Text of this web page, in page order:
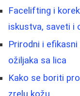
Facelifting i
iskustva, saveti i
Prirodni i
ožiljaka sa lica
Kako se boriti